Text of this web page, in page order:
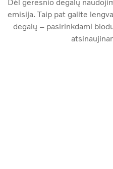
Dėl geresnio degalų
emisija. Taip pat galite
degalų – pasirinkdami